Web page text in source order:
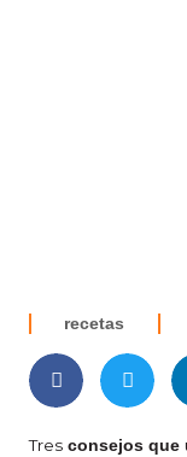
recetas
Tres consejos que